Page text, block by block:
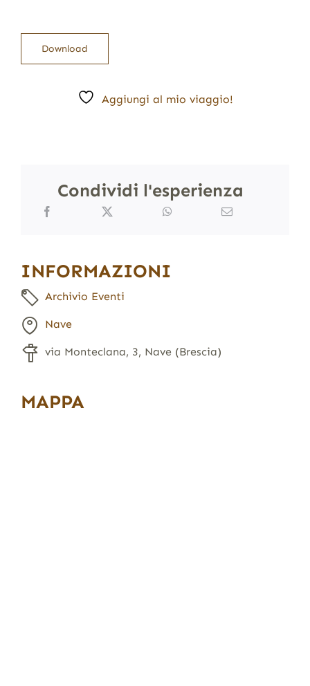
Download
Aggiungi al mio viaggio!
Condividi l'esperienza
INFORMAZIONI
Archivio Eventi
Nave
via Monteclana, 3, Nave (Brescia)
MAPPA